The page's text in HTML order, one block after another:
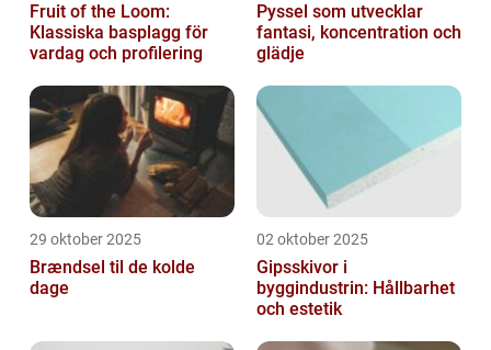
Fruit of the Loom:
Klassiska basplagg för
vardag och profilering
Pyssel som utvecklar
fantasi, koncentration och
glädje
29 oktober 2025
Brændsel til de kolde
dage
02 oktober 2025
Gipsskivor i
byggindustrin: Hållbarhet
och estetik